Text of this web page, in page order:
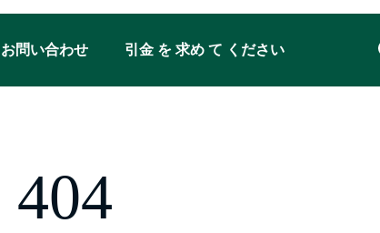
お問い合わせ 引金 を 求め て ください
404